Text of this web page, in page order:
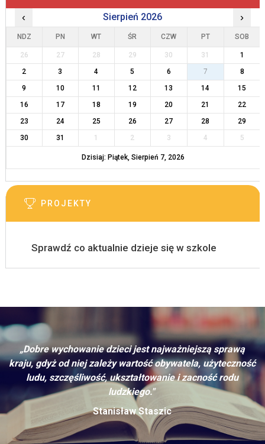
‹ Sierpień 2026 ›
NDZ PN WT ŚR CZW PT SOB
26 27 28 29 30 31
1
2
3 4 5 6 7
8
9
10 11 12 13 14
15
16
17 18 19 20 21
22
23
24 25 26 27 28
29
30
31 1 2 3 4 5
Dzisiaj: Piątek, Sierpień 7, 2026
PROJEKTY
Sprawdź co aktualnie dzieje się w szkole
„Dobre wychowanie dzieci jest najważniejszą sprawą
kraju, gdyż od niej zależy wartość obywatela, użyteczność
ludu, szczęśliwość, ukształtowanie i zacność rodu
ludzkiego."
Stanisław Staszic